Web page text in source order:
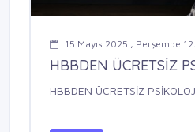
15 Mayıs 2025 , Perşembe
HBBDEN ÜCRETSİZ
HBBDEN ÜCRETSİZ